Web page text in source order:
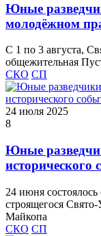
Юные
молодёжном
С 1 по 3 августа,
общежительная
СКО СП
24 июля 2025
8
Юные
исторического
24 июня
строящегося Свято-
Майкопа
СКО СП